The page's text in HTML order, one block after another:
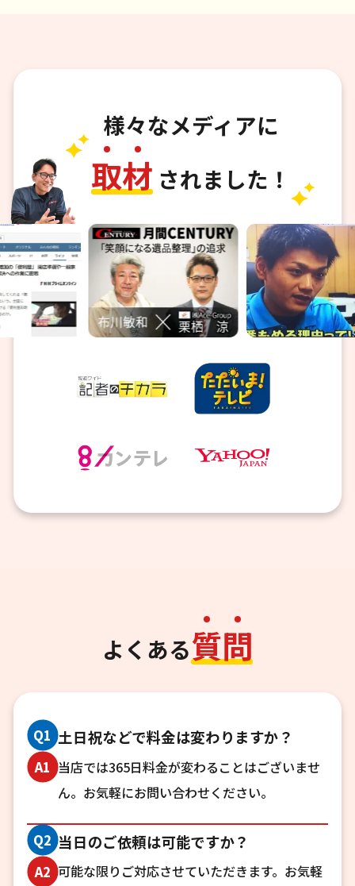
様々なメディアに
取材 されました！
よくある質問
Q 土日祝などで料金は変わりますか？
A
当店では365日料金が変わることはございませ
ん。お気軽にお問い合わせください。
Q 当日のご依頼は可能ですか？
A 可能な限りご対応させていただきます。お気軽